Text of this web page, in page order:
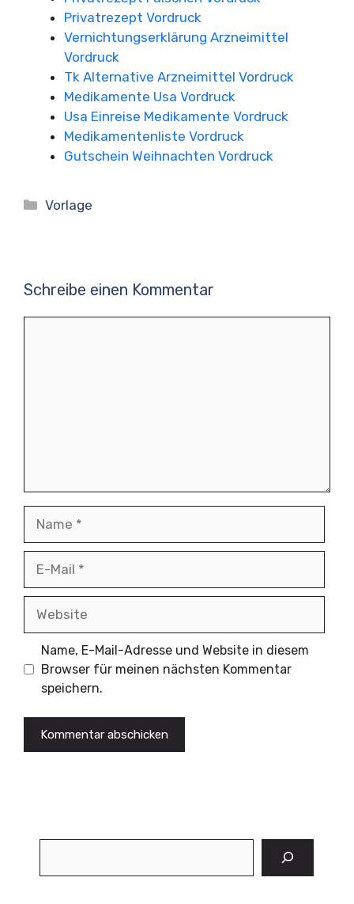
Privatrezept Vordruck
Vernichtungserklärung Arzneimittel
Vordruck
Tk Alternative Arzneimittel Vordruck
Medikamente Usa Vordruck
Usa Einreise Medikamente Vordruck
Medikamentenliste Vordruck
Gutschein Weihnachten Vordruck
Kategorien
Vorlage
Schreibe einen Kommentar
Mail
Name, E-Mail-Adresse und Website in diesem
Browser für meinen nächsten Kommentar
speichern.